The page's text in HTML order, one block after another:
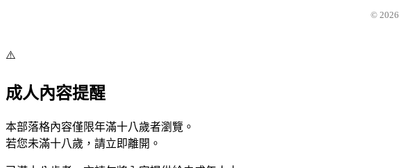
© 2026
⚠️
成人內容提醒
本部落格內容僅限年滿十八歲者瀏覽。
若您未滿十八歲，請立即離開。